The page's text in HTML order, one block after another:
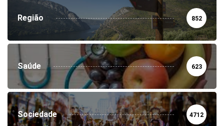
Região 852
Saúde 623
Sociedade 4712